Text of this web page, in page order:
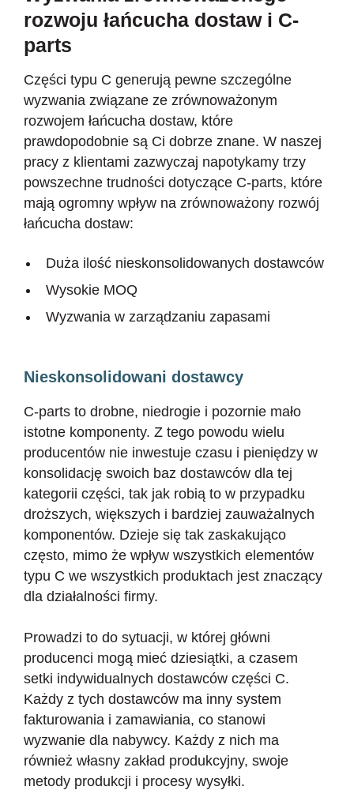
rozwoju łańcucha dostaw i C-
parts
Części typu C generują pewne szczególne
wyzwania związane ze zrównoważonym
rozwojem łańcucha dostaw, które
prawdopodobnie są Ci dobrze znane. W naszej
pracy z klientami zazwyczaj napotykamy trzy
powszechne trudności dotyczące C-parts, które
mają ogromny wpływ na zrównoważony rozwój
łańcucha dostaw:
Duża ilość nieskonsolidowanych dostawców
Wysokie MOQ
Wyzwania w zarządzaniu zapasami
Nieskonsolidowani dostawcy
C-parts to drobne, niedrogie i pozornie mało
istotne komponenty. Z tego powodu wielu
producentów nie inwestuje czasu i pieniędzy w
konsolidację swoich baz dostawców dla tej
kategorii części, tak jak robią to w przypadku
droższych, większych i bardziej zauważalnych
komponentów. Dzieje się tak zaskakująco
często, mimo że wpływ wszystkich elementów
typu C we wszystkich produktach jest znaczący
dla działalności firmy.
Prowadzi to do sytuacji, w której główni
producenci mogą mieć dziesiątki, a czasem
setki indywidualnych dostawców części C.
Każdy z tych dostawców ma inny system
fakturowania i zamawiania, co stanowi
wyzwanie dla nabywcy. Każdy z nich ma
również własny zakład produkcyjny, swoje
metody produkcji i procesy wysyłki.